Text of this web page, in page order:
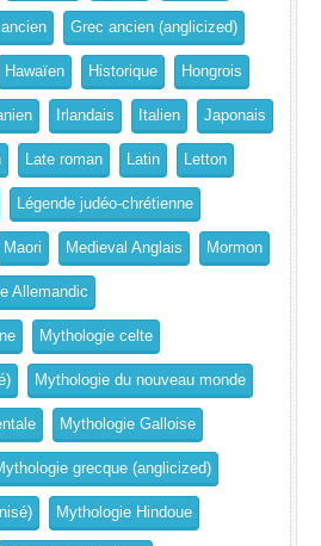
Grec ancien (anglicized)
Hawaïen Historique Hongrois
Irlandais Italien Japonais
Late roman Latin Letton
Légende judéo-chrétienne
Maori Medieval Anglais Mormon
Allemandic
Mythologie celte
Mythologie du nouveau monde
Mythologie Galloise
grecque (anglicized)
Mythologie Hindoue